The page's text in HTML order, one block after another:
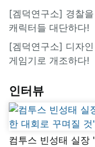
[겜덕연구소] 경찰
캐릭터들 대단하다!
[겜덕연구소] 디자
게임기로 개조하다!
인터뷰
컴투스 빈성태 실장